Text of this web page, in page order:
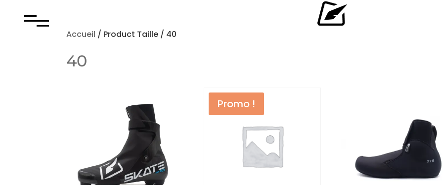
Accueil / Product Taille / 40
40
Promo !